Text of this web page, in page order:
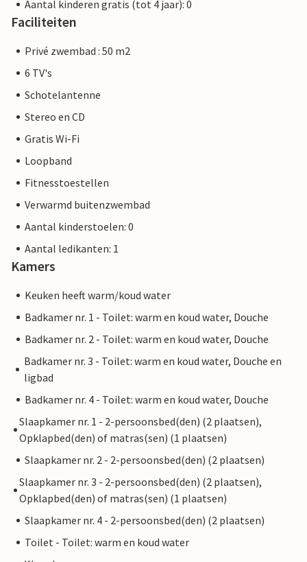
Aantal kinderen gratis (tot 4 jaar): 0
Faciliteiten
Privé zwembad : 50 m2
6 TV's
Schotelantenne
Stereo en CD
Gratis Wi-Fi
Loopband
Fitnesstoestellen
Verwarmd buitenzwembad
Aantal kinderstoelen: 0
Aantal ledikanten: 1
Kamers
Keuken heeft warm/koud water
Badkamer nr. 1 - Toilet: warm en koud water, Douche
Badkamer nr. 2 - Toilet: warm en koud water, Douche
Badkamer nr. 3 - Toilet: warm en koud water, Douche en
ligbad
Badkamer nr. 4 - Toilet: warm en koud water, Douche
Slaapkamer nr. 1 - 2-persoonsbed(den) (2 plaatsen),
Opklapbed(den) of matras(sen) (1 plaatsen)
Slaapkamer nr. 2 - 2-persoonsbed(den) (2 plaatsen)
Slaapkamer nr. 3 - 2-persoonsbed(den) (2 plaatsen),
Opklapbed(den) of matras(sen) (1 plaatsen)
Slaapkamer nr. 4 - 2-persoonsbed(den) (2 plaatsen)
Toilet - Toilet: warm en koud water